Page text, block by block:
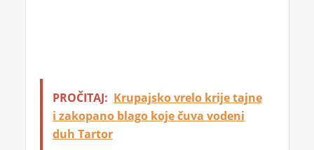
PROČITAJ: Krupajsko vrelo krije tajne
i zakopano blago koje čuva vodeni
duh Tartor